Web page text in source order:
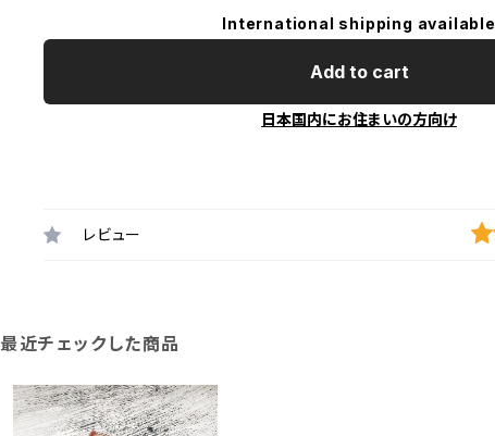
International shipping available
Add to cart
日本国内にお住まいの方向け
レビュー
最近チェックした商品